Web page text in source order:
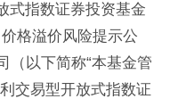
式指数证券投资基金
风险提示公
以下简称“本基金管
交易型开放式指数证